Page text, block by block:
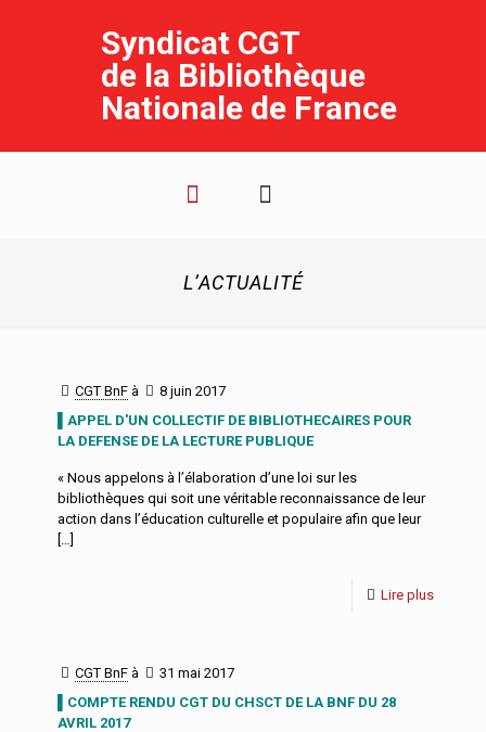
Syndicat CGT
de la Bibliothèque
Nationale de France
L’ACTUALITÉ
CGT BnF à
8 juin 2017
▌APPEL D'UN COLLECTIF DE BIBLIOTHECAIRES POUR
LA DEFENSE DE LA LECTURE PUBLIQUE
« Nous appelons à l’élaboration d’une loi sur les
bibliothèques qui soit une véritable reconnaissance de leur
action dans l’éducation culturelle et populaire afin que leur
[…]
Lire plus
CGT BnF à
31 mai 2017
▌COMPTE RENDU CGT DU CHSCT DE LA BNF DU 28
AVRIL 2017